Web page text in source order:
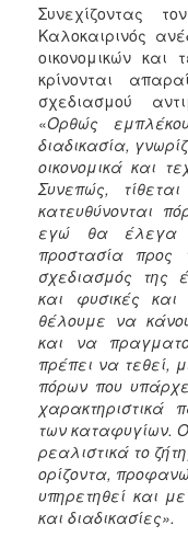
Συνεχίζοντας
Καλοκαιρινός
οικονομικών και
κρίνονται
σχεδιασμού
«Ορθώς
διαδικασία,
οικονομικά και
Συνεπώς,
κατευθύνονται
εγώ θα έλεγα
προστασία
σχεδιασμός της
και φυσικές και
θέλουμε να
και να
πρέπει να τεθεί,
πόρων που
χαρακτηριστικά
των καταφυγίων.
ρεαλιστικά το
ορίζοντα,
υπηρετηθεί και
και διαδικασίες».